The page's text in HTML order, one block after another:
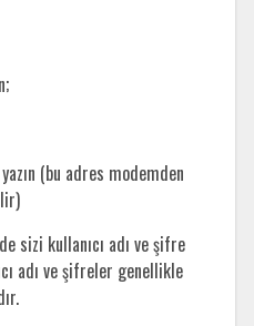
(bu adres modemden
sizi kullanıcı adı ve şifre
adı ve şifreler genellikle